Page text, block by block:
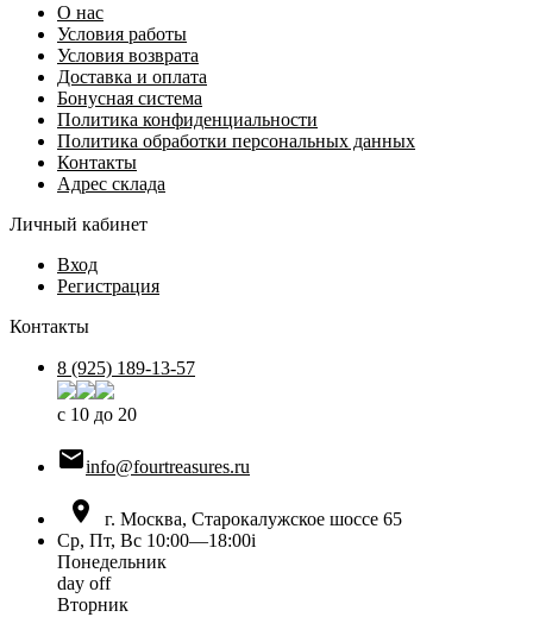
О нас
Условия работы
Условия возврата
Доставка и оплата
Бонусная система
Политика конфиденциальности
Политика обработки персональных данных
Контакты
Адрес склада
Личный кабинет
Вход
Регистрация
Контакты
8 (925) 189-13-57
с 10 до 20
info@fourtreasures.ru

г. Москва, Старокалужское шоссе 65
Ср, Пт, Вс 10:00—18:00i
Понедельник
day off
Вторник